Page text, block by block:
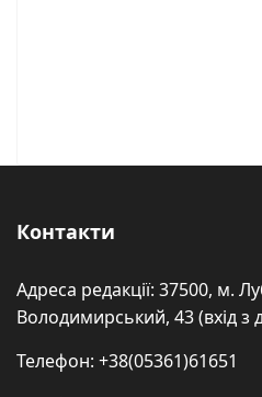
Контакти
Адреса редакції: 37500, м.
Володимирський, 43 (вхід з
Телефон: +38(05361)61651